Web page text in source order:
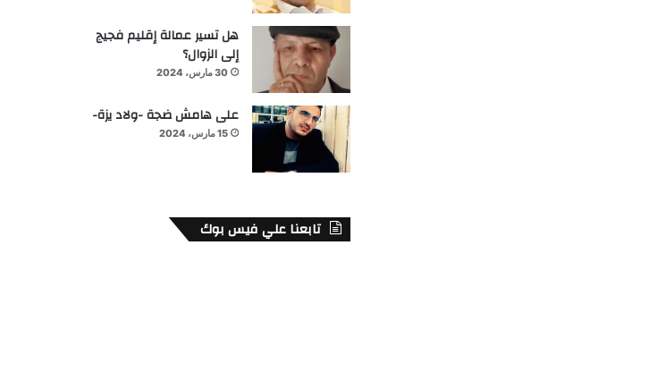
هل تسير عمالة إقليم فجيج
إلى الزوال؟
30 مارس، 2024
على هامش ضجة -ولاد يزة-
15 مارس، 2024
تابعنا علي فيس بوك